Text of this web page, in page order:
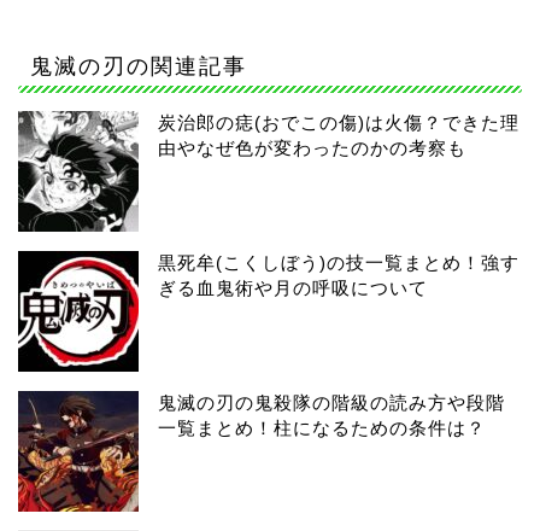
鬼滅の刃の関連記事
炭治郎の痣(おでこの傷)は火傷？できた理
由やなぜ色が変わったのかの考察も
黒死牟(こくしぼう)の技一覧まとめ！強す
ぎる血鬼術や月の呼吸について
鬼滅の刃の鬼殺隊の階級の読み方や段階
一覧まとめ！柱になるための条件は？